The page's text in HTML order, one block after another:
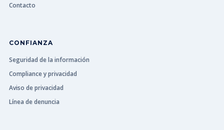
Contacto
CONFIANZA
Seguridad de la información
Compliance y privacidad
Aviso de privacidad
Línea de denuncia